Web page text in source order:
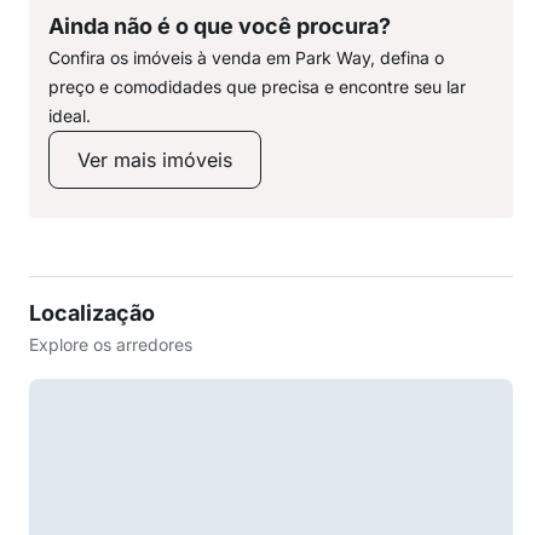
Ainda não é o que você procura?
Confira os imóveis à venda em Park Way, defina o
preço e comodidades que precisa e encontre seu lar
ideal.
Ver mais imóveis
Localização
Explore os arredores